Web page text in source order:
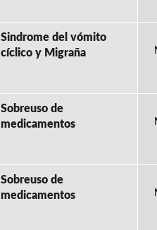
Sindrome del vómito
cíclico y Migraña
Sobreuso de
medicamentos
Sobreuso de
medicamentos